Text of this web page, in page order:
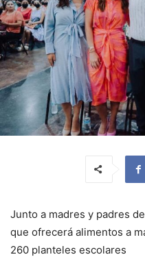
Junto a madres y padres
que ofrecerá alimentos a
260 planteles escolares